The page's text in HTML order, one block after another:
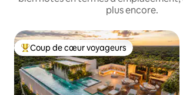
plus encore.
Coups de cœur voyageurs les plus
Coup de cœur voyageurs